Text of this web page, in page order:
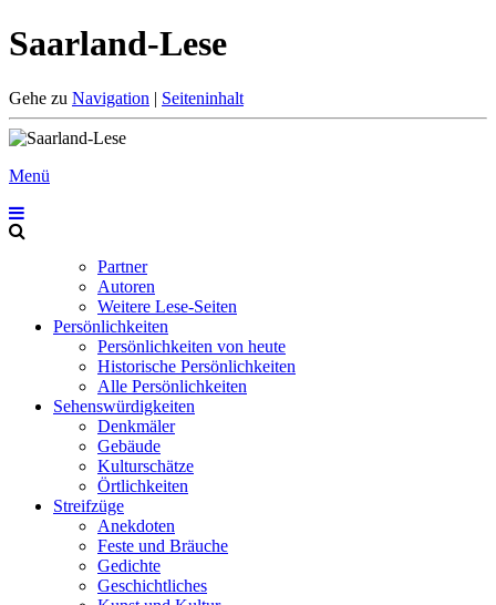
Saarland-Lese
Gehe zu Navigation | Seiteninhalt
Menü
Partner
Autoren
Weitere Lese-Seiten
Persönlichkeiten
Persönlichkeiten von heute
Historische Persönlichkeiten
Alle Persönlichkeiten
Sehenswürdigkeiten
Denkmäler
Gebäude
Kulturschätze
Örtlichkeiten
Streifzüge
Anekdoten
Feste und Bräuche
Gedichte
Geschichtliches